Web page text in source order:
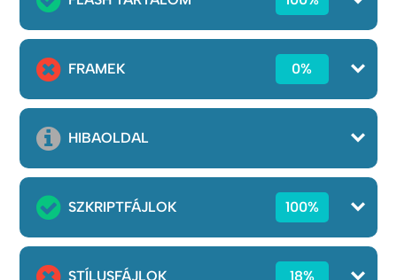
FRAMEK 0%
HIBAOLDAL
SZKRIPTFÁJLOK 100%
STÍLUSFÁJLOK 18%